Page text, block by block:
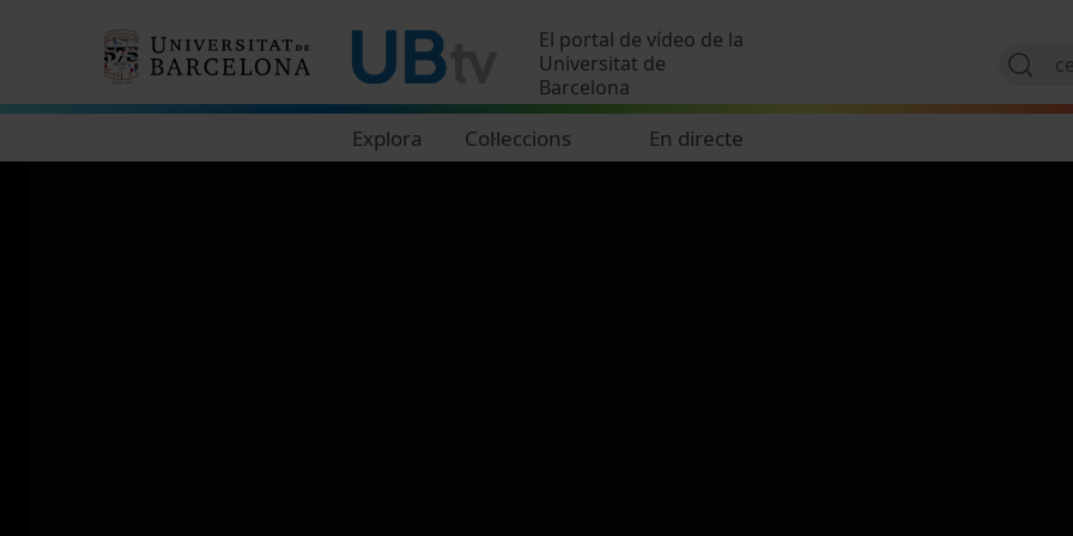
El portal de vídeo de la
Universitat de
Barcelona
Explora Col·leccions En directe